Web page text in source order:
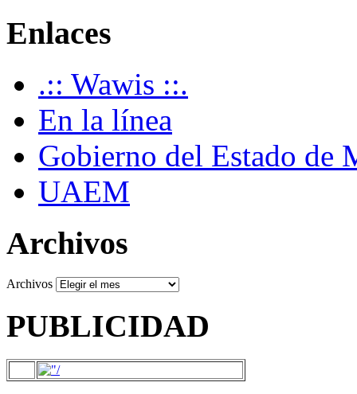
Enlaces
.:: Wawis ::.
En la línea
Gobierno del Estado de
UAEM
Archivos
Archivos
PUBLICIDAD